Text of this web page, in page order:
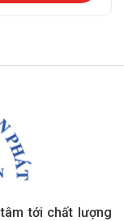
tới chất lượng